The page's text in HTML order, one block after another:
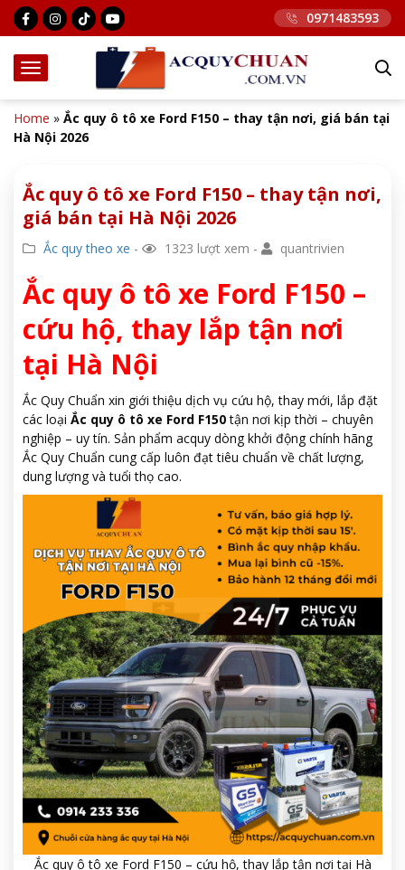
0971483593
Home » Ắc quy ô tô xe Ford F150 – thay tận nơi, giá bán tại
Hà Nội 2026
Ắc quy ô tô xe Ford F150 – thay tận nơi,
giá bán tại Hà Nội 2026
Ắc quy theo xe - 1323 lượt xem - quantrivien
Ắc quy ô tô xe Ford F150 –
cứu hộ, thay lắp tận nơi
tại Hà Nội
Ắc Quy Chuẩn xin giới thiệu dịch vụ cứu hộ, thay mới, lắp đặt
các loại Ắc quy ô tô xe Ford F150tận nơi kịp thời – chuyên
nghiệp – uy tín. Sản phẩm acquy dòng khởi động chính hãng
Ắc Quy Chuẩn cung cấp luôn đạt tiêu chuẩn về chất lượng,
dung lượng và tuổi thọ cao.
Ắc quy ô tô xe Ford F150 – cứu hộ, thay lắp tận nơi tại Hà